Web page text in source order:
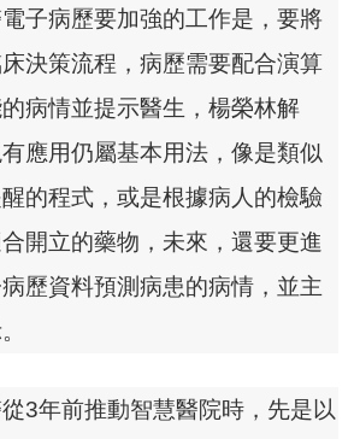
子病歷要加強的工作是，要將
決策流程，病歷需要配合演算
病情並提示醫生，楊榮林解
應用仍屬基本用法，像是類似
的程式，或是根據病人的檢驗
開立的藥物，未來，還要更進
歷資料預測病患的病情，並主
3年前推動智慧醫院時，先是以